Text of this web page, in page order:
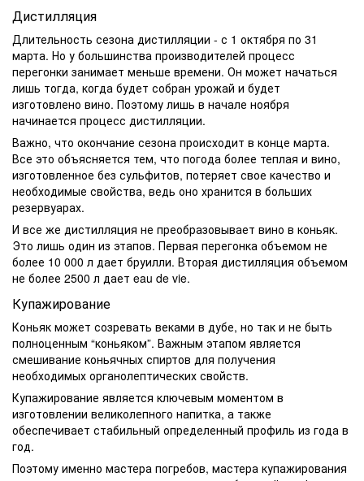
Дистилляция
Длительность сезона дистилляции - с 1 октября по 31
марта. Но у большинства производителей процесс
перегонки занимает меньше времени. Он может начаться
лишь тогда, когда будет собран урожай и будет
изготовлено вино. Поэтому лишь в начале ноября
начинается процесс дистилляции.
Важно, что окончание сезона происходит в конце марта.
Все это объясняется тем, что погода более теплая и вино,
изготовленное без сульфитов, потеряет свое качество и
необходимые свойства, ведь оно хранится в больших
резервуарах.
И все же дистилляция не преобразовывает вино в коньяк.
Это лишь один из этапов. Первая перегонка объемом не
более 10 000 л дает бруилли. Вторая дистилляция объемом
не более 2500 л дает eau de vie.
Купажирование
Коньяк может созревать веками в дубе, но так и не быть
полноценным “коньяком”. Важным этапом является
смешивание коньячных спиртов для получения
необходимых органолептических свойств.
Купажирование является ключевым моментом в
изготовлении великолепного напитка, а также
обеспечивает стабильный определенный профиль из года в
год.
Поэтому именно мастера погребов, мастера купажирования